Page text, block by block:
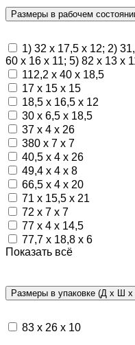
Размеры в рабочем
1) 32 х 17,5 х 12; 2)
60 х 16 х 11; 5) 82 х 13 х
112,2 х 40 х 18,5
17 х 15 х 15
18,5 х 16,5 х 12
30 х 6,5 х 18,5
37 х 4 х 26
380 х 7 х 7
40,5 х 4 х 26
49,4 х 4 х 8
66,5 х 4 х 20
71 х 15,5 х 21
72 х 7 х 7
77 х 4 х 14,5
77,7 х 18,8 х 6
Показать всё
Размеры в упаковке (Д х Ш
83 х 26 х 10